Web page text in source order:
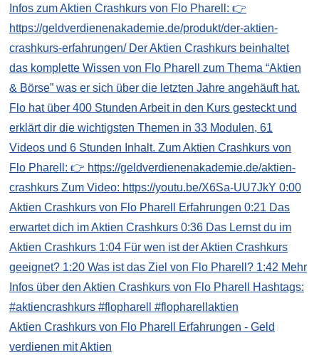
Aktien Crashkurs von Flo Pharell Erfahrungen - Geld
verdienen mit Aktien